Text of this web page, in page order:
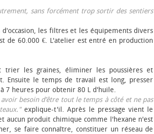
sans forcément trop sortir des sentiers
les filtres et les équipements divers
de 60.000 €. L'atelier est entré en production
les graines, éliminer les poussières et
Ensuite le temps de travail est long, presser
7 heures pour obtenir 80 L d'huile.
besoin d’être tout le temps à côté et ne pas
explique-t'il. Après le pressage vient le
aucun produit chimique comme l'hexane n'est
se faire connaître, constituer un réseau de